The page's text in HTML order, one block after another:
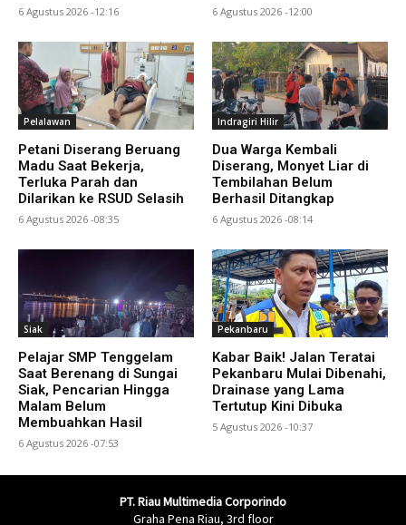
6 Agustus 2026 -12:16 6 Agustus 2026 -12:00
Pelalawan
Petani Diserang Beruang
Madu Saat Bekerja,
Terluka Parah dan
Dilarikan ke RSUD Selasih
6 Agustus 2026 -08:35
Indragiri Hilir
Dua Warga Kembali
Diserang, Monyet Liar di
Tembilahan Belum
Berhasil Ditangkap
6 Agustus 2026 -08:14
Siak
Pelajar SMP Tenggelam
Saat Berenang di Sungai
Siak, Pencarian Hingga
Malam Belum
Membuahkan Hasil
6 Agustus 2026 -07:53
Pekanbaru
Kabar Baik! Jalan Teratai
Pekanbaru Mulai Dibenahi,
Drainase yang Lama
Tertutup Kini Dibuka
5 Agustus 2026 -10:37
PT. Riau Multimedia Corporindo
Graha Pena Riau, 3rd floor